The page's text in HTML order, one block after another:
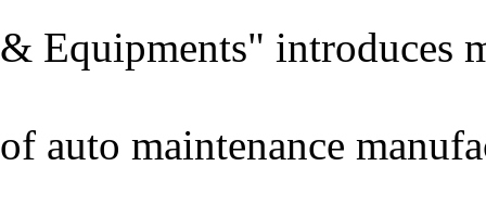
& Equipments" introduces
of auto maintenance